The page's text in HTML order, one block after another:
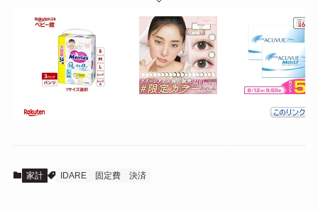
家計 IDARE 固定費 決済